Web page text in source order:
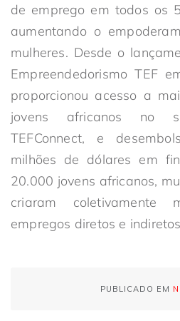
de emprego em todos os
aumentando o
mulheres. Desde o
Empreendedorismo TEF
proporcionou acesso a
jovens africanos no
TEFConnect, e
milhões de dólares em
20.000 jovens africanos,
criaram
empregos diretos e
PUBLICADO EM